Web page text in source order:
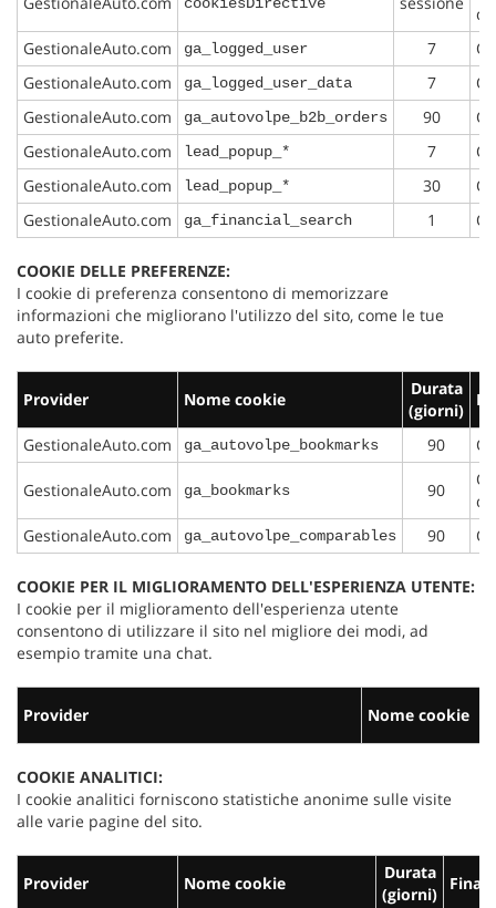
GestionaleAuto.com
ga_logged_user 7
GestionaleAuto.com
ga_logged_user_data 7
GestionaleAuto.com
ga_autovolpe_b2b_orders 90
GestionaleAuto.com
lead_popup_* 7
GestionaleAuto.com
lead_popup_* 30
GestionaleAuto.com
ga_financial_search 1
COOKIE DELLE PREFERENZE:
I cookie di preferenza consentono di memorizzare
informazioni che migliorano l'utilizzo del sito, come le tue
auto preferite.
Provider Nome cookie
Durata
(giorni)
GestionaleAuto.com ga_autovolpe_bookmarks 90
GestionaleAuto.com ga_bookmarks 90
di
GestionaleAuto.com
ga_autovolpe_comparables 90
COOKIE PER IL MIGLIORAMENTO DELL'ESPERIENZA UTENTE:
I cookie per il miglioramento dell'esperienza utente
consentono di utilizzare il sito nel migliore dei modi, ad
esempio tramite una chat.
Provider Nome cookie
COOKIE ANALITICI:
I cookie analitici forniscono statistiche anonime sulle visite
alle varie pagine del sito.
Provider Nome cookie
Durata
(giorni)
Cookie necessari
Cookie delle preferenze
Cookie per il miglioramento dell'esperienza utente
Cookie analitici
Cookie di marketing
Leggi
la
policy
Salva
le